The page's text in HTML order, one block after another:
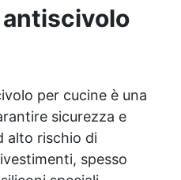
raggi UV e rende la
Facile applicazione
di 12 ore per una
✅ Ideale per
e agenti chimici
per cucine è una
sicurezza e
alto rischio di
spesso